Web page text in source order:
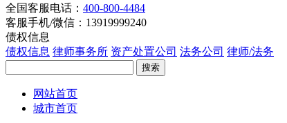
全国客服电话： 400-800-4484
客服手机/微信：13919999240
债权信息
债权信息 律师事务所 资产处置公司 法务公司 律师/法务
搜索
网站首页
城市首页